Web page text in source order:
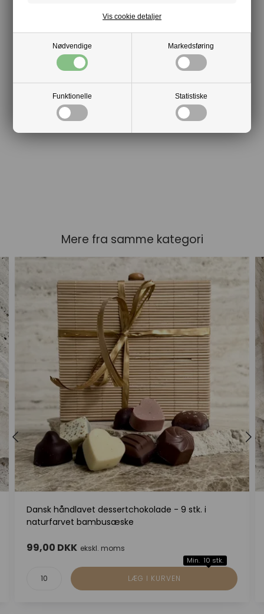
Nødvendige Markedsføring
Funktionelle Statistiske
Vis cookie detaljer
Mere fra samme kategori
Dansk håndlavet dessertchokolade - 9 stk. i
naturfarvet bambusæske
99,00 DKK ekskl. moms
Min. 10 stk.